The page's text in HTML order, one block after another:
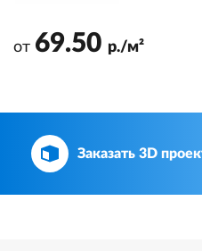
от 69.50 р./м²
Заказать 3D